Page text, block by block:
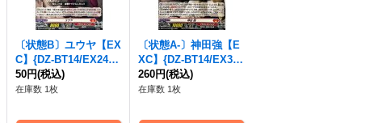
〔状態B〕ユウヤ【EX
C】{DZ-BT14/EX24}
《ドラゴンエンパイ
ア》
50円(税込)
在庫数 1枚
〔状態A-〕神田強【E
XC】{DZ-BT14/EX33}
《ドラゴンエンパイ
ア》
260円(税込)
在庫数 1枚